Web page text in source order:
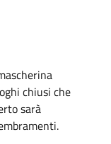
chiusi che
sarà